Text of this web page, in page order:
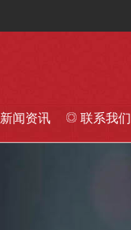
新闻资讯 联系我们